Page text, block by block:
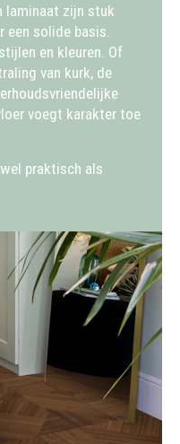
laminaat zijn stuk
solide basis.
en kleuren. Of
van kurk, de
voegt karakter toe
praktisch als